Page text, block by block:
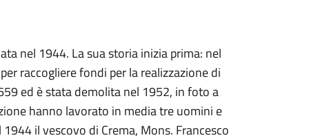
nel 1944. La sua storia inizia prima: nel
raccogliere fondi per la realizzazione di
ed è stata demolita nel 1952, in foto a
hanno lavorato in media tre uomini e
il vescovo di Crema, Mons. Francesco